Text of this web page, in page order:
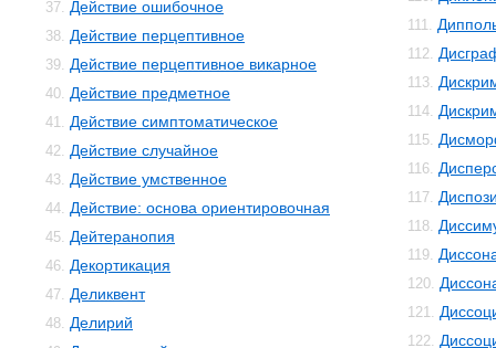
37. Действие ошибочное
38. Действие перцептивное
39. Действие перцептивное викарное
40. Действие предметное
41. Действие симптоматическое
42. Действие случайное
43. Действие умственное
44. Действие: основа ориентировочная
45. Дейтеранопия
46. Декортикация
47. Деликвент
48. Делирий
111.
112.
113.
114.
115.
116.
117.
118.
119.
120.
121.
122.